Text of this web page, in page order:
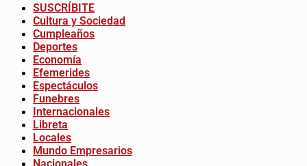
SUSCRÍBITE
Cultura y Sociedad
Cumpleaños
Deportes
Economía
Efemerides
Espectáculos
Funebres
Internacionales
Libreta
Locales
Mundo Empresarios
Nacionales